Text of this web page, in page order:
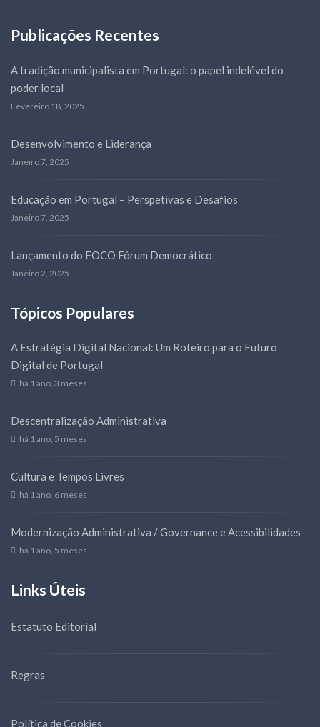
Publicações Recentes
A tradição municipalista em Portugal: o papel indelével do
poder local
Fevereiro 18, 2025
Desenvolvimento e Liderança
Janeiro 7, 2025
Educação em Portugal – Perspetivas e Desafios
Janeiro 7, 2025
Lançamento do FOCO Fórum Democrático
Janeiro 2, 2025
Tópicos Populares
A Estratégia Digital Nacional: Um Roteiro para o Futuro
Digital de Portugal
há 1 ano, 3 meses
Descentralização Administrativa
há 1 ano, 5 meses
Cultura e Tempos Livres
há 1 ano, 6 meses
Modernização Administrativa / Governance e Acessibilidades
há 1 ano, 5 meses
Links Úteis
Estatuto Editorial
Regras
Política de Cookies